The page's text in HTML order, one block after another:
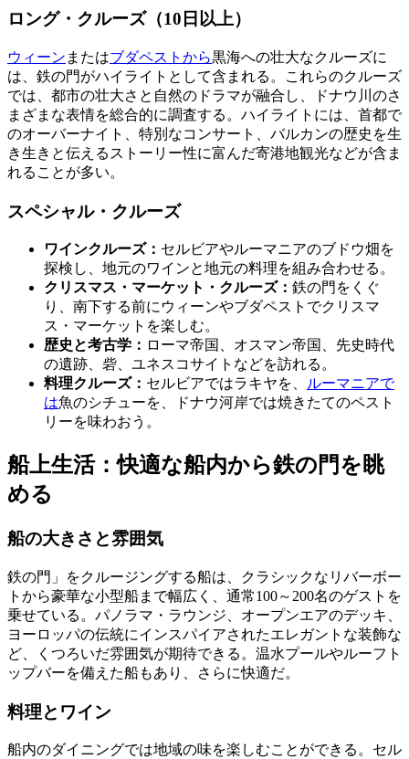
ロング・クルーズ（10日以上）
ウィーン またはブダペストから黒海への壮大なクルーズに
は、鉄の門がハイライトとして含まれる。これらのクルーズ
では、都市の壮大さと自然のドラマが融合し、ドナウ川のさ
まざまな表情を総合的に調査する。ハイライトには、首都で
のオーバーナイト、特別なコンサート、バルカンの歴史を生
き生きと伝えるストーリー性に富んだ寄港地観光などが含ま
れることが多い。
スペシャル・クルーズ
ワインクルーズ： セルビアやルーマニアのブドウ畑を
探検し、地元のワインと地元の料理を組み合わせる。
クリスマス・マーケット・クルーズ： 鉄の門をくぐ
り、南下する前にウィーンやブダペストでクリスマ
ス・マーケットを楽しむ。
歴史と考古学： ローマ帝国、オスマン帝国、先史時代
の遺跡、砦、ユネスコサイトなどを訪れる。
料理クルーズ： セルビアではラキヤを、
ルーマニアで
は魚のシチューを、ドナウ河岸では焼きたてのペスト
リーを味わおう。
船上生活：快適な船内から鉄の門を眺
める
船の大きさと雰囲気
鉄の門」をクルージングする船は、クラシックなリバーボー
トから豪華な小型船まで幅広く、通常100～200名のゲストを
乗せている。パノラマ・ラウンジ、オープンエアのデッキ、
ヨーロッパの伝統にインスパイアされたエレガントな装飾な
ど、くつろいだ雰囲気が期待できる。温水プールやルーフト
ップバーを備えた船もあり、さらに快適だ。
料理とワイン
船内のダイニングでは地域の味を楽しむことができる。セル